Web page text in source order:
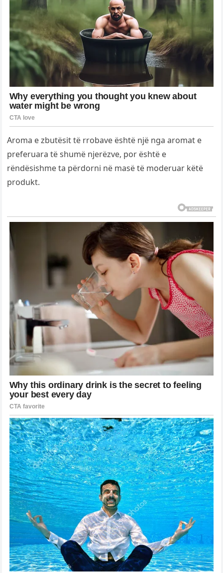
Aroma e zbutësit të rrobave është një nga aromat e
preferuara të shumë njerëzve, por është e
rëndësishme ta përdorni në masë të moderuar këtë
produkt.